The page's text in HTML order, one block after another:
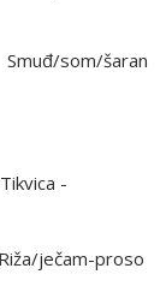
som/šaran
Tikvica -
proso